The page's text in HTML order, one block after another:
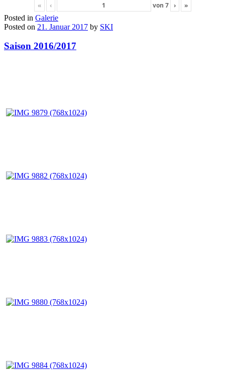
«
‹ von 7 ›
»
Posted in Galerie
Posted on 21. Januar 2017 by SKI
Saison 2016/2017